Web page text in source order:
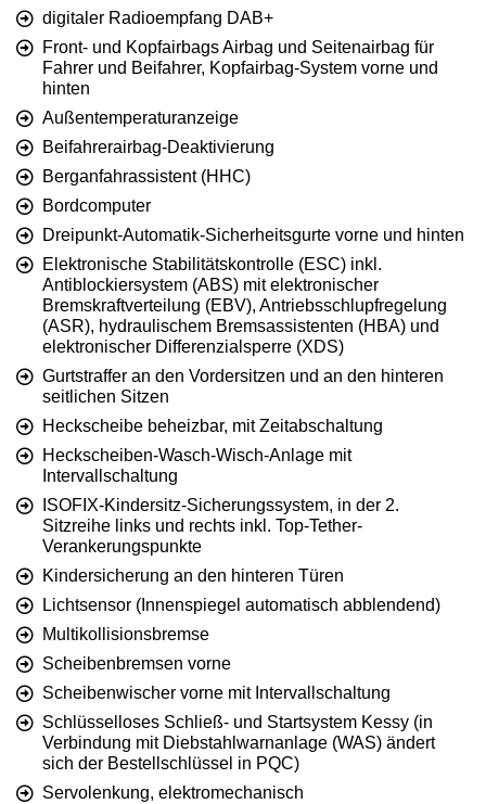
digitaler Radioempfang DAB+
Front- und Kopfairbags Airbag und Seitenairbag für
Fahrer und Beifahrer, Kopfairbag-System vorne und
hinten
Außentemperaturanzeige
Beifahrerairbag-Deaktivierung
Berganfahrassistent (HHC)
Bordcomputer
Dreipunkt-Automatik-Sicherheitsgurte vorne und hinten
Elektronische Stabilitätskontrolle (ESC) inkl.
Antiblockiersystem (ABS) mit elektronischer
Bremskraftverteilung (EBV), Antriebsschlupfregelung
(ASR), hydraulischem Bremsassistenten (HBA) und
elektronischer Differenzialsperre (XDS)
Gurtstraffer an den Vordersitzen und an den hinteren
seitlichen Sitzen
Heckscheibe beheizbar, mit Zeitabschaltung
Heckscheiben-Wasch-Wisch-Anlage mit
Intervallschaltung
ISOFIX-Kindersitz-Sicherungssystem, in der 2.
Sitzreihe links und rechts inkl. Top-Tether-
Verankerungspunkte
Kindersicherung an den hinteren Türen
Lichtsensor (Innenspiegel automatisch abblendend)
Multikollisionsbremse
Scheibenbremsen vorne
Scheibenwischer vorne mit Intervallschaltung
Schlüsselloses Schließ- und Startsystem Kessy (in
Verbindung mit Diebstahlwarnanlage (WAS) ändert
sich der Bestellschlüssel in PQC)
Servolenkung, elektromechanisch